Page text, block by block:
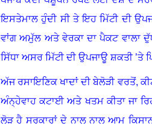
ਇਸਤੇਮਾਲ ਹੁੰਦੀ ਸੀ ਤੇ ਇਹ ਮਿੱਟੀ ਦੀ
ਵਾਂਗ ਅਮੁੱਲ ਅਤੇ ਵੇਰਕਾ ਦਾ ਪੈਕਟ ਵਾਲਾ
ਸਿੱਧਾ ਅਸਰ ਮਿੱਟੀ ਦੀ ਉਪਜਾਊ ਸ਼ਕਤੀ ’ਤੇ
ਅੱਜ ਰਸਾਇਣਿਕ ਖਾਦਾਂ ਦੀ ਬੇਲੋੜੀ ਵਰਤੋਂ,
ਅੰਨ੍ਹੇਵਾਹ ਕਟਾਈ ਅਤੇ ਖਤਮ ਕੀਤਾ ਜਾ
ਲੋੜ ਹੈ ਸਰਕਾਰਾਂ ਦੇ ਨਾਲ ਨਾਲ ਆਮ